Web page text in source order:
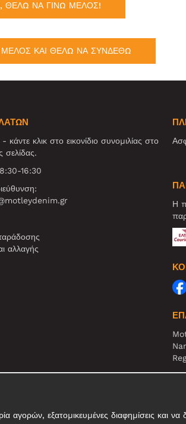
ΘΕΛΩ ΝΑ ΓΙΝΩ ΜΕΛΟΣ!
ΜΕΛΟΣ ΚΑΙ ΘΕΛΩ ΝΑ ΣΥΝΔΕΘΩ
κάντε κλικ στο εικονίδιο συνομιλίας στο
σελίδας.
16:30
αλλαγής
Η
εξατομικευμένες διαφημίσεις και να